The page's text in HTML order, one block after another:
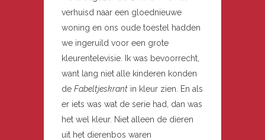
verhuisd naar een gloednieuwe
woning en ons oude toestel hadden
we ingeruild voor een grote
kleurentelevisie. Ik was bevoorrecht,
want lang niet alle kinderen konden
de Fabeltjeskrant in kleur zien. En als
er iets was wat de serie had, dan was
het wel kleur. Niet alleen de dieren
uit het dierenbos waren